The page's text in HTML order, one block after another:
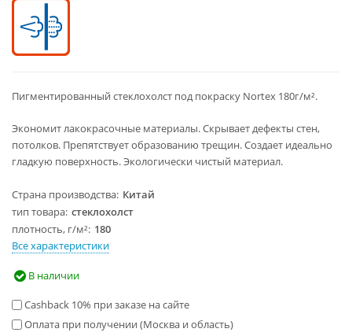
Пигментированный стеклохолст под покраску Nortex 180г/м².
Экономит лакокрасочные материалы. Скрывает дефекты стен,
потолков. Препятствует образованию трещин. Создает идеально
гладкую поверхность. Экологически чистый материал.
Страна производства Китай
тип товара стеклохолст
плотность, г/м² 180
Все характеристики
В наличии
Cashback 10% при заказе на сайте
Оплата при получении (Москва и область)